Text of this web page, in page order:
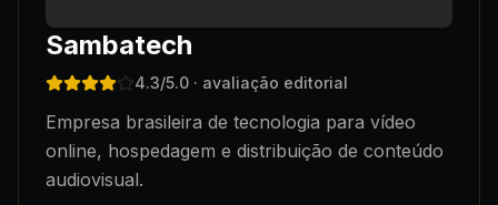
Sambatech
4.3/5.0 · avaliação editorial
Empresa brasileira de tecnologia para vídeo
online, hospedagem e distribuição de conteúdo
audiovisual.